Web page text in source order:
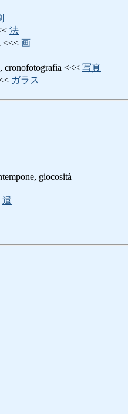
法
<<< 画
cronofotografia <<< 写真
ガラス
giocosità
遣